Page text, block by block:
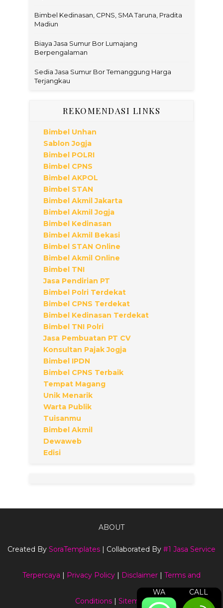
Bimbel Kedinasan, CPNS, SMA Taruna, Pradita
Madiun
Biaya Jasa Sumur Bor Lumajang
Berpengalaman
Sedia Jasa Sumur Bor Temanggung Harga
Terjangkau
REKOMENDASI LINKS
Bimbel Unhan
Sablon Jogja
Bimbel POLRI
Bimbel CPNS
Bimbel AKPOL
Bimbel STAN
Bimbel Akmil Jakarta
Bimbel Akmil Jogja
Bimbel Kedinasan
Bimbel Akmil Bekasi
Bimbel STAN Online
Bimbel Akmil Online
Bimbel TNI
Jasa Pendirian PT
Bimbel Polri Terdekat
Bimbel CPNS Terdekat
Bimbel Kedinasan Terdekat
Bimbel TNI Polri
Jasa Pembuatan PT CV
Konsultan Pajak Jogja
Bimbel IPDN
Bimbel CPNS Terbaik
Tempat Magang
Unik Menarik
Warta Publik
Tuisanmu
Bimbel Akmil
Dewaweb
Edisi
WA CALL
ABOUT
Created By SoraTemplates | Collaborated By #1 Jasa Service
Terpercaya | Privacy Policy | Disclaimer | Terms and
Conditions | Sitemap